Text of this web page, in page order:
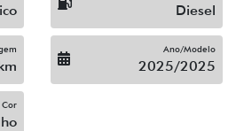
Diesel
Ano/Modelo
2025/2025
Cor